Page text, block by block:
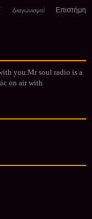
Διαγωνισμοί Επιστήμη
you.Mr soul radio is a
on air with